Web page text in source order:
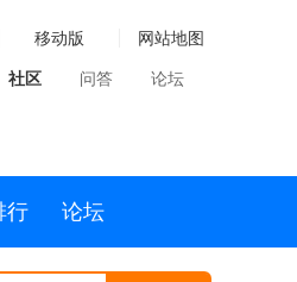
移动版 网站地图
社区 问答 论坛
行 论坛